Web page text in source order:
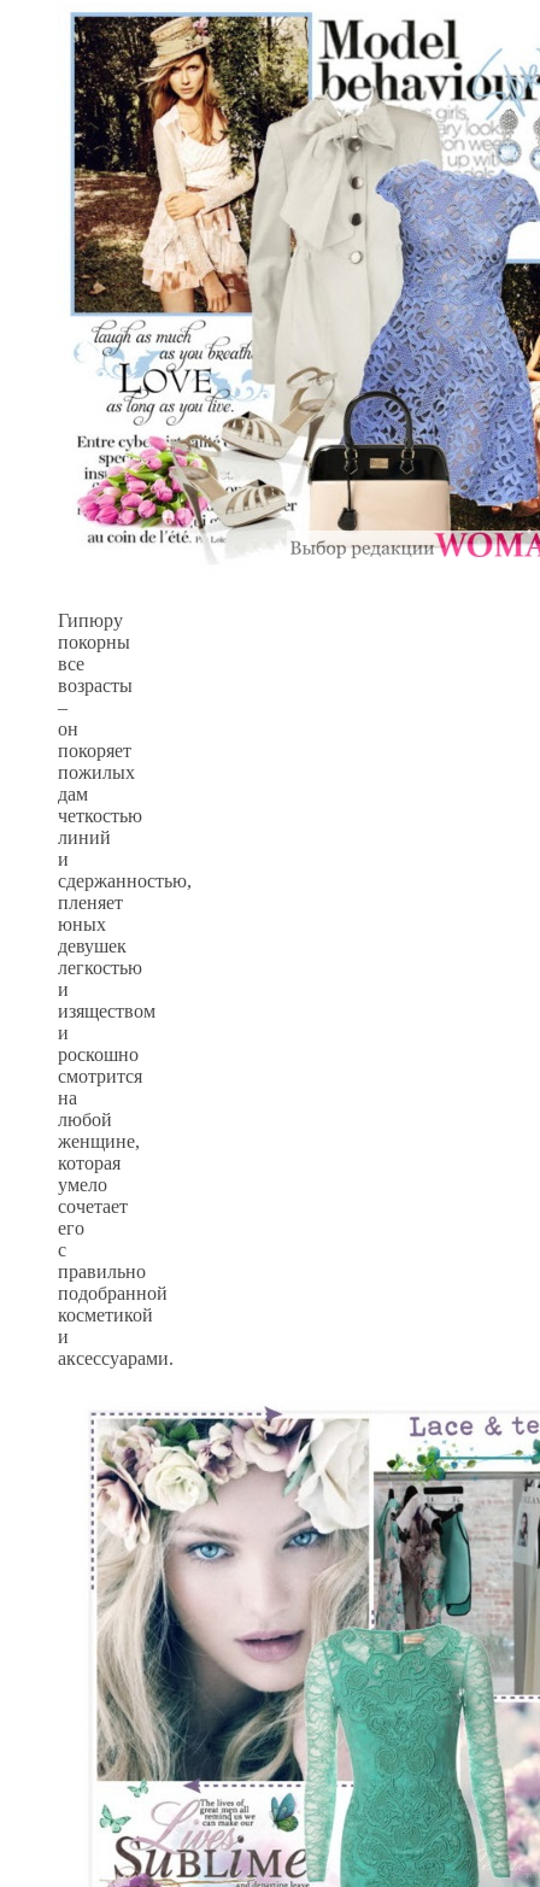
Гипюру
покорны
все
возрасты
–
он
покоряет
пожилых
дам
четкостью
линий
и
сдержанностью,
пленяет
юных
девушек
легкостью
и
изяществом
и
роскошно
смотрится
на
любой
женщине,
которая
умело
сочетает
его
с
правильно
подобранной
косметикой
и
аксессуарами.